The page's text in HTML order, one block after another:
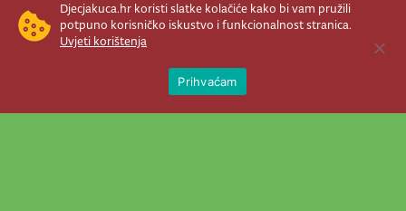
Djecjakuca.hr koristi slatke kolačiće kako bi vam pružili
potpuno korisničko iskustvo i funkcionalnost stranica.
Uvjeti korištenja
Prihvaćam